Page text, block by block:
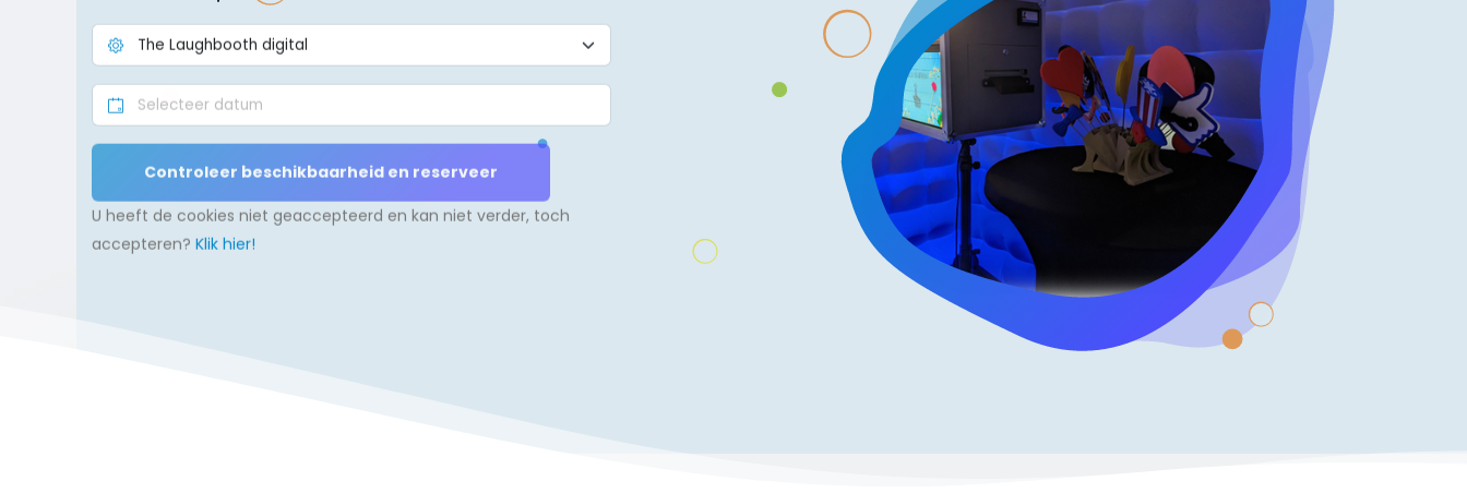
U heeft de cookies niet geaccepteerd en kan niet verder, toch
accepteren? Klik hier!